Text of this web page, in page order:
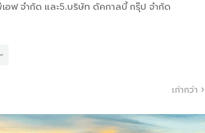
ฟ จำกัด และ5.บริษัท ดัคกาลบี้ กรุ๊ป จำกัด
เก่ากว่า